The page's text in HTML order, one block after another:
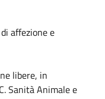
affezione e
libere, in
Sanità Animale e